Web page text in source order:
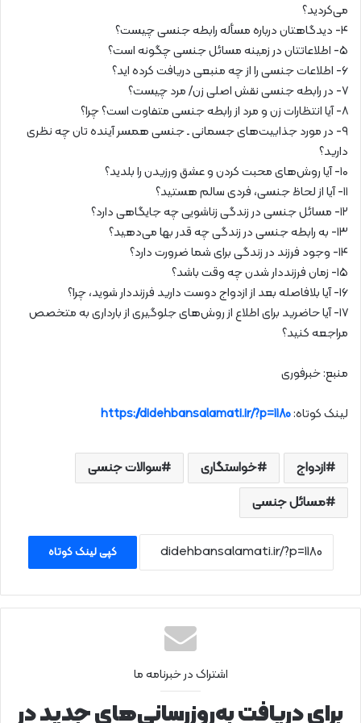
می‌کردید؟
۴- دیدگاهتان درباره مسأله رابطه جنسی چیست؟
۵- اطلاعاتتان در زمینه مسائل جنسی چگونه است؟
۶- اطلاعات جنسی را از چه منبعی دریافت کرده اید؟
۷- در رابطه جنسی نقش اصلی زن/ مرد چیست؟
۸- آیا انتظارات زن و مرد از رابطه جنسی متفاوت است؟ چرا؟
۹- در مورد جذابیت‌های جسمانی ـ جنسی همسر آینده تان چه نظری
دارید؟
۱۰- آیا روش‌های محبت کردن و عشق ورزیدن را بلدید؟
۱۱- آیا از لحاظ جنسی، فردی سالم هستید؟
۱۲- مسائل جنسی در زندگی زناشویی چه جایگاهی دارد؟
۱۳- به رابطه جنسی در زندگی چه قدر بها می‌دهید؟
۱۴- وجود فرزند در زندگی برای شما ضرورت دارد؟
۱۵- زمان فرزنددار شدن چه وقت باشد؟
۱۶- آیا بلافاصله بعد از ازدواج دوست دارید فرزنددار شوید، چرا؟
۱۷- آیا حاضرید برای اطلاع از روش‌های جلوگیری از بارداری به متخصص
مراجعه کنید؟
منبع: خبرفوری
لینک کوتاه:https://didehbansalamati.ir/?p=1180
ازدواج خواستگاری
سوالات جنسی
مسائل جنسی
کپی لینک کوتاه
اشتراک در خبرنامه ما
برای دریافت به‌روزرسانی‌های جدید در